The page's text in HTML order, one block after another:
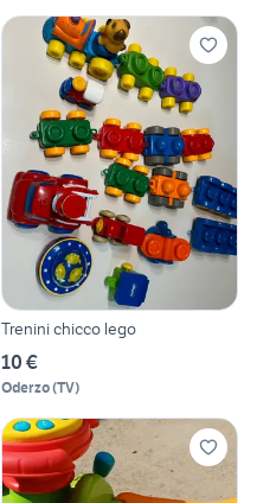
Trenini chicco lego
10 €
Oderzo(TV)